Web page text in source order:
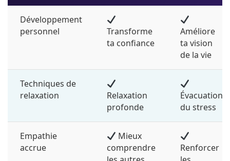
Développement
personnel
Transforme
ta confiance
Améliore
ta vision
de la vie
Techniques de
relaxation
Relaxation
profonde
Évacuation
du stress
Empathie
accrue
Mieux
comprendre
Renforcer